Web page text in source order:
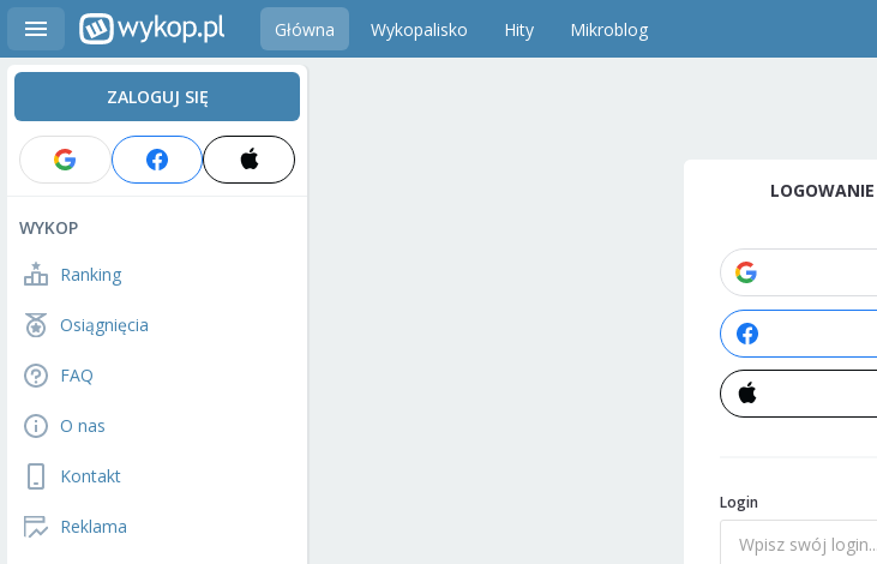
Główna Wykopalisko Hity Mikroblog
ZALOGUJ SIĘ
WYKOP
Ranking
Osiągnięcia
FAQ
O nas
Kontakt
Reklama
LOGOWANIE
Login